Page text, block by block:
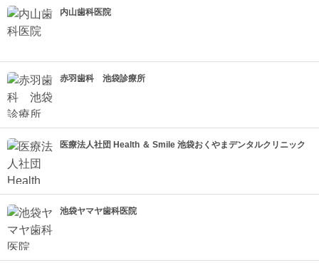
内山歯科医院
赤羽歯科 池袋診療所
医療法人社団 Health ＆ Smile 池袋おくやまデンタルクリニック
池袋ヤマヤ歯科医院